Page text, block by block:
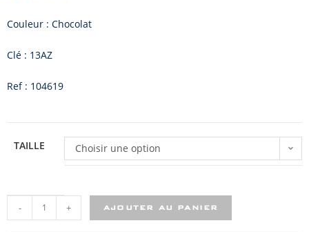
Couleur : Chocolat
Clé : 13AZ
Ref : 104619
TAILLE Choisir une option
- + AJOUTER AU PANIER